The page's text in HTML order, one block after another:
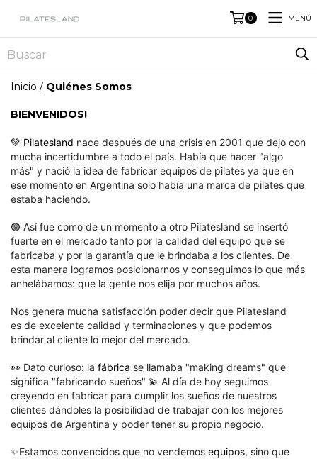
0 MENÚ
Inicio / Quiénes Somos
BIENVENIDOS!
💚 Pilatesland nace después de una crisis en 2001 que dejo con
mucha incertidumbre a todo el país. Había que hacer "algo
más" y nació la idea de fabricar equipos de pilates ya que en
ese momento en Argentina solo había una marca de pilates que
estaba haciendo.
🟢 Así fue como de un momento a otro Pilatesland se insertó
fuerte en el mercado tanto por la calidad del equipo que se
fabricaba y por la garantía que le brindaba a los clientes. De
esta manera logramos posicionarnos y conseguimos lo que más
anhelábamos: que la gente nos elija por muchos años.
Nos genera mucha satisfacción poder decir que Pilatesland
es de excelente calidad y terminaciones y que podemos
brindar al cliente lo mejor del mercado.
👀 Dato curioso: la fábrica se llamaba "making dreams" que
significa "fabricando sueños" 💫 Al día de hoy seguimos
creyendo en fabricar para cumplir los sueños de nuestros
clientes dándoles la posibilidad de trabajar con los mejores
equipos de Argentina y poder tener su propio negocio.
✨Estamos convencidos que no vendemos equipos, sino que